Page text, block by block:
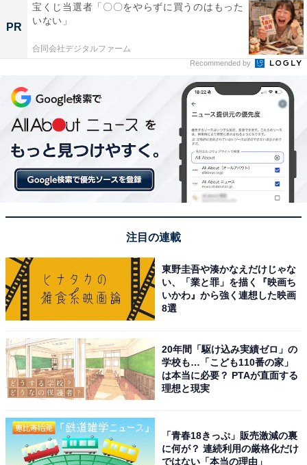
る独自レビューなど、ここでしか手に入らない情報も満載です。
...続きを読む
【楽天トラベル売れ筋1位】栃木県「那須温泉
ホテルエピナール那須」は家族みんなで楽しめ
る那須高原リゾート【6月7日】
PR
宝くじ当選者「〇〇をやらずに買うのはもった
いない」
合同会社デジタルファーム
Recommended by
注目の連載
東野圭吾や湊かなえだけじゃな
い、「業と罪」を描く『映画ち
いかわ』から強く連想した映画
8選
20年間「駆け込み実績ゼロ」の
学校も…「こども110番の家」
は本当に必要？ PTAが直面する
理想と現実
「青春18きっぷ」販売激減の裏
に何が？ 連続利用の厳格化だけ
ではない「本当の理由」